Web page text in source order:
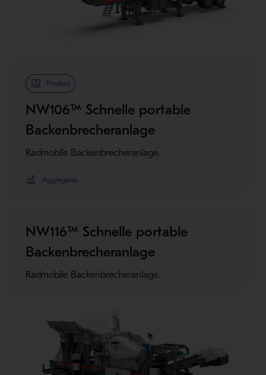
Product
NW106™ Schnelle portable
Backenbrecheranlage
Radmobile Backenbrecheranlage.
Aggregates
NW116™ Schnelle portable
Backenbrecheranlage
Radmobile Backenbrecheranlage.